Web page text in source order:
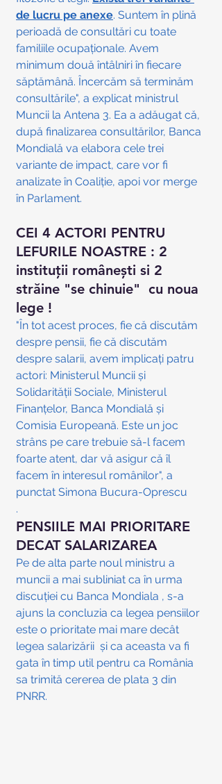
de lucru pe anexe. Suntem în plină
perioadă de consultări cu toate
familiile ocupaţionale. Avem
minimum două întâlniri în fiecare
săptămână. Încercăm să terminăm
consultările", a explicat ministrul
Muncii la Antena 3. Ea a adăugat că,
după finalizarea consultărilor, Banca
Mondială va elabora cele trei
variante de impact, care vor fi
analizate în Coaliţie, apoi vor merge
în Parlament.
CEI 4 ACTORI PENTRU
LEFURILE NOASTRE : 2
instituții românești si 2
străine "se chinuie"  cu noua
lege !
"În tot acest proces, fie că discutăm
despre pensii, fie că discutăm
despre salarii, avem implicaţi patru
actori: Ministerul Muncii şi
Solidarităţii Sociale, Ministerul
Finanţelor, Banca Mondială şi
Comisia Europeană. Este un joc
strâns pe care trebuie să-l facem
foarte atent, dar vă asigur că îl
facem în interesul românilor", a
punctat Simona Bucura-Oprescu
.
PENSIILE MAI PRIORITARE
DECAT SALARIZAREA
Pe de alta parte noul ministru a
muncii a mai subliniat ca în urma
discuției cu Banca Mondiala , s-a
ajuns la concluzia ca legea pensiilor
este o prioritate mai mare decât
legea salarizării  și ca aceasta va fi
gata în timp util pentru ca România
sa trimită cererea de plata 3 din
PNRR.